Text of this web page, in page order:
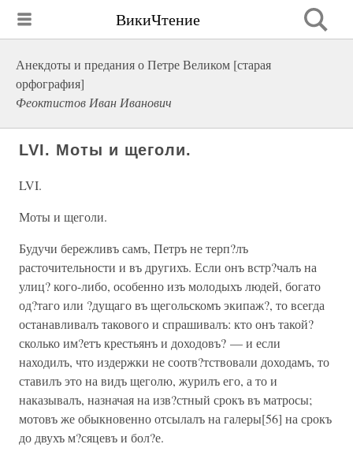
ВикиЧтение
Анекдоты и предания о Петре Великом [старая
орфография]
Феоктистов Иван Иванович
LVI. Моты и щеголи.
LVI.
Моты и щеголи.
Будучи бережливъ самъ, Петръ не терп?лъ
расточительности и въ другихъ. Если онъ встр?чалъ на
улиц? кого-либо, особенно изъ молодыхъ людей, богато
од?таго или ?дущаго въ щегольскомъ экипаж?, то всегда
останавливалъ такового и спрашивалъ: кто онъ такой?
сколько им?етъ крестьянъ и доходовъ? — и если
находилъ, что издержки не соотв?тствовали доходамъ, то
ставилъ это на видъ щеголю, журилъ его, а то и
наказывалъ, назначая на изв?стный срокъ въ матросы;
мотовъ же обыкновенно отсылалъ на галеры[56] на срокъ
до двухъ м?сяцевъ и бол?е.